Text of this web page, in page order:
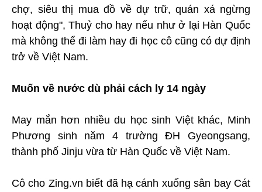
chợ, siêu thị mua đồ về dự trữ, quán xá ngừng
hoạt động", Thuỷ cho hay nếu như ở lại Hàn Quốc
mà không thể đi làm hay đi học cô cũng có dự định
trở về Việt Nam.
Muốn về nước dù phải cách ly 14 ngày
May mắn hơn nhiều du học sinh Việt khác, Minh
Phương sinh năm 4 trường ĐH Gyeongsang,
thành phố Jinju vừa từ Hàn Quốc về Việt Nam.
Cô cho Zing.vn biết đã hạ cánh xuống sân bay Cát